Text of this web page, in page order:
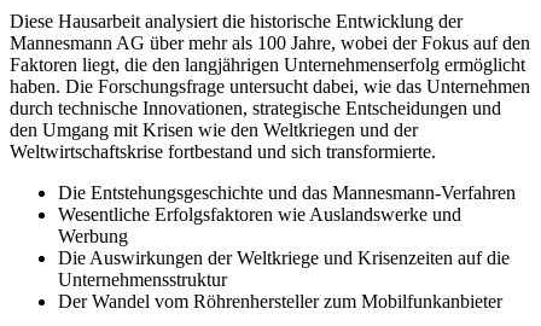
Diese Hausarbeit analysiert die historische Entwicklung der
Mannesmann AG über mehr als 100 Jahre, wobei der Fokus auf den
Faktoren liegt, die den langjährigen Unternehmenserfolg ermöglicht
haben. Die Forschungsfrage untersucht dabei, wie das Unternehmen
durch technische Innovationen, strategische Entscheidungen und
den Umgang mit Krisen wie den Weltkriegen und der
Weltwirtschaftskrise fortbestand und sich transformierte.
Die Entstehungsgeschichte und das Mannesmann-Verfahren
Wesentliche Erfolgsfaktoren wie Auslandswerke und
Werbung
Die Auswirkungen der Weltkriege und Krisenzeiten auf die
Unternehmensstruktur
Der Wandel vom Röhrenhersteller zum Mobilfunkanbieter